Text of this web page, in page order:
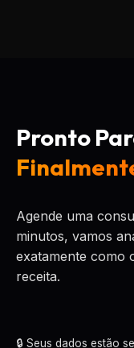
Pronto
Agende uma
minutos, vamos
exatamente como
receita.
🔒 Seus dados estão